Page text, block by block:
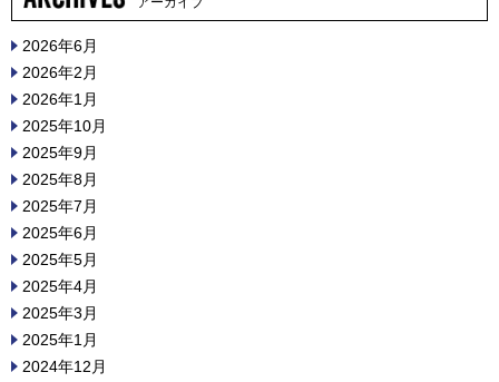
2026年6月
2026年2月
2026年1月
2025年10月
2025年9月
2025年8月
2025年7月
2025年6月
2025年5月
2025年4月
2025年3月
2025年1月
2024年12月